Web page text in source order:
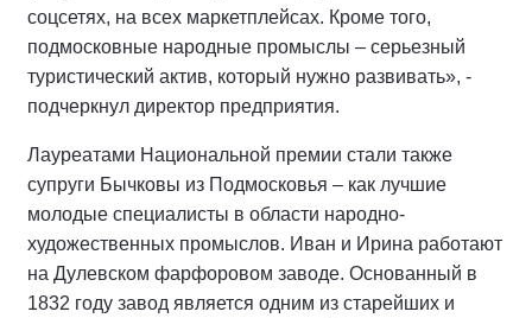
соцсетях, на всех маркетплейсах. Кроме того,
подмосковные народные промыслы – серьезный
туристический актив, который нужно развивать», -
подчеркнул директор предприятия.
Лауреатами Национальной премии стали также
супруги Бычковы из Подмосковья – как лучшие
молодые специалисты в области народно-
художественных промыслов. Иван и Ирина работают
на Дулевском фарфоровом заводе. Основанный в
1832 году завод является одним из старейших и